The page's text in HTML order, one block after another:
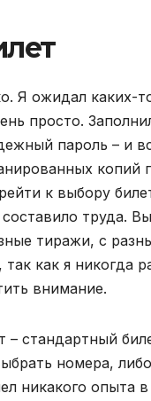
Я ожидал каких-
просто.
пароль – и
копий
к выбору
труда.
тиражи, с
как я никогда
внимание.
– стандартный
номера,
никакого опыта